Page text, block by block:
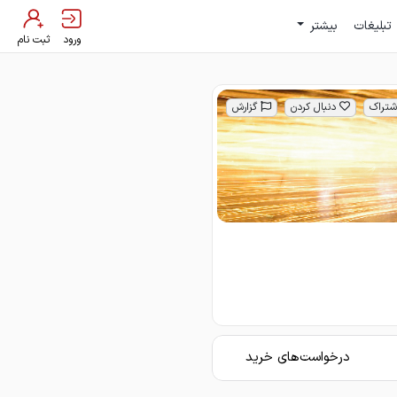
تبلیغات بیشتر
ورود ثبت نام
دنبال کردن گزارش
درخواست‌های خرید